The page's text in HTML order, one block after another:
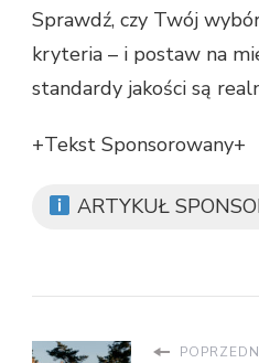
Sprawdź, czy Twój
kryteria – i postaw na
standardy jakości są
+Tekst Sponsorowany+
ARTYKUŁ